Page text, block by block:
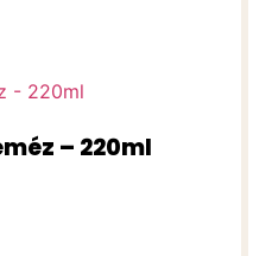
– 220ml